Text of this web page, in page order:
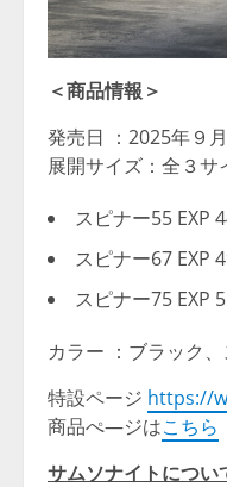
＜商品情報＞
発売日 ：2025年９
展開サイズ：全３サ
スピナー55 EXP
スピナー67 EXP
スピナー75 EXP
カラー ：ブラック
特設ページ https://
商品ぺ―ジはこちら
サムソナイトについ